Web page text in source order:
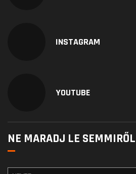
INSTAGRAM
YOUTUBE
NE MARADJ LE SEMMIRŐL